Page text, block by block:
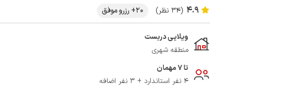
4.9 (34 نظر) 20+ رزرو موفق
ویلایی دربست
منطقه شهری
تا 7 مهمان
4 نفر استاندارد + 3 نفر اضافه